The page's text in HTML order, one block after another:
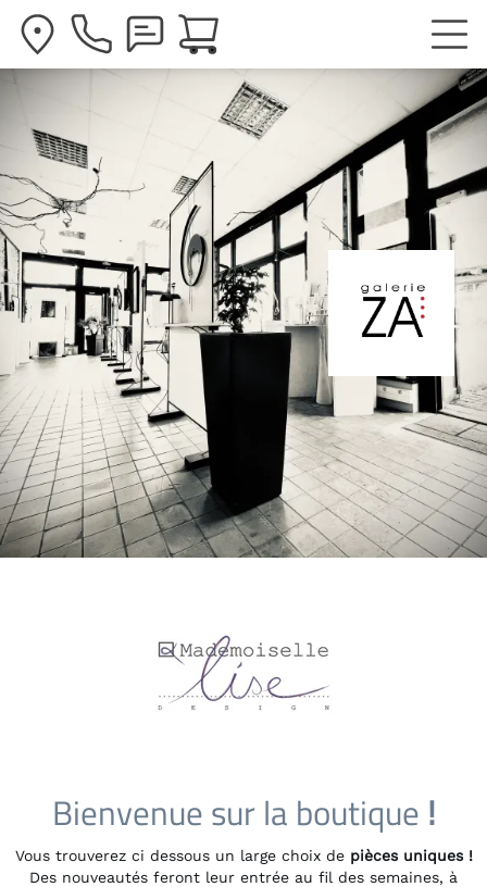
Bienvenue sur la boutique !
Vous trouverez ci dessous un large choix de pièces uniques !
Des nouveautés feront leur entrée au fil des semaines, à